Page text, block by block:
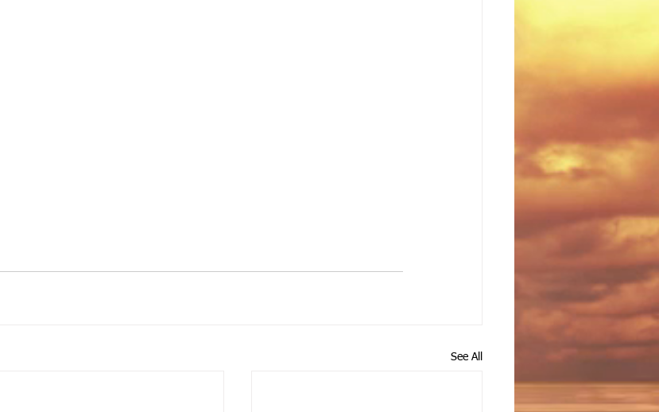
See All